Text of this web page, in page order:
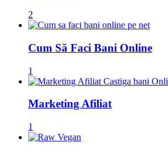
2
Cum Să Faci Bani Online
1
Marketing Afiliat
1